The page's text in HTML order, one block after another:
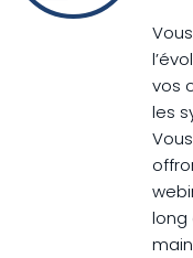
vos
les
long